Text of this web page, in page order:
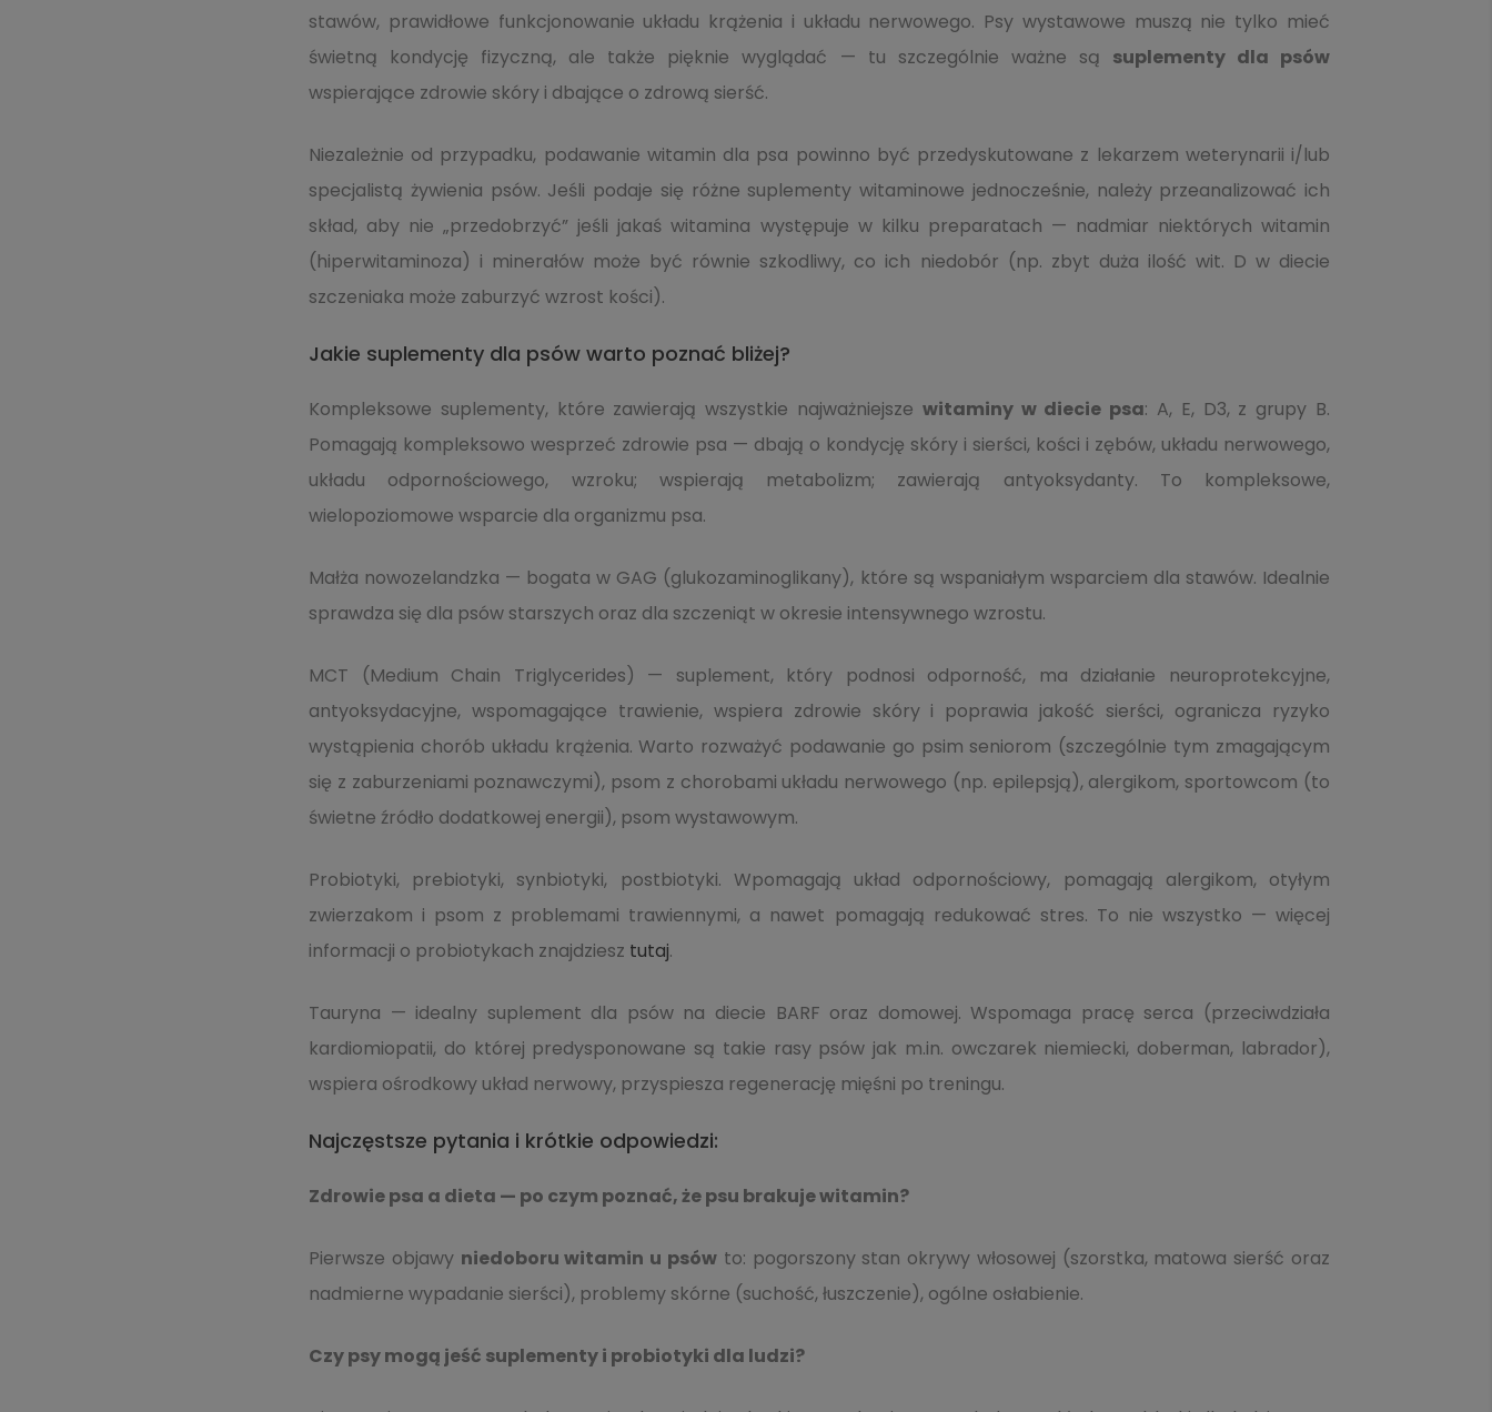
stawów, prawidłowe funkcjonowanie układu krążenia i układu nerwowego. Psy wystawowe muszą nie tylko mieć
świetną kondycję fizyczną, ale także pięknie wyglądać — tu szczególnie ważne są suplementy dla psów
wspierające zdrowie skóry i dbające o zdrową sierść.
Niezależnie od przypadku, podawanie witamin dla psa powinno być przedyskutowane z lekarzem weterynarii i/lub
specjalistą żywienia psów. Jeśli podaje się różne suplementy witaminowe jednocześnie, należy przeanalizować ich
skład, aby nie „przedobrzyć” jeśli jakaś witamina występuje w kilku preparatach — nadmiar niektórych witamin
(hiperwitaminoza) i minerałów może być równie szkodliwy, co ich niedobór (np. zbyt duża ilość wit. D w diecie
szczeniaka może zaburzyć wzrost kości).
Jakie suplementy dla psów warto poznać bliżej?
Kompleksowe suplementy, które zawierają wszystkie najważniejsze witaminy w diecie psa: A, E, D3, z grupy B.
Pomagają kompleksowo wesprzeć zdrowie psa — dbają o kondycję skóry i sierści, kości i zębów, układu nerwowego,
układu odpornościowego, wzroku; wspierają metabolizm; zawierają antyoksydanty. To kompleksowe,
wielopoziomowe wsparcie dla organizmu psa.
Małża nowozelandzka — bogata w GAG (glukozaminoglikany), które są wspaniałym wsparciem dla stawów. Idealnie
sprawdza się dla psów starszych oraz dla szczeniąt w okresie intensywnego wzrostu.
MCT (Medium Chain Triglycerides) — suplement, który podnosi odporność, ma działanie neuroprotekcyjne,
antyoksydacyjne, wspomagające trawienie, wspiera zdrowie skóry i poprawia jakość sierści, ogranicza ryzyko
wystąpienia chorób układu krążenia. Warto rozważyć podawanie go psim seniorom (szczególnie tym zmagającym
się z zaburzeniami poznawczymi), psom z chorobami układu nerwowego (np. epilepsją), alergikom, sportowcom (to
świetne źródło dodatkowej energii), psom wystawowym.
Probiotyki, prebiotyki, synbiotyki, postbiotyki. Wpomagają układ odpornościowy, pomagają alergikom, otyłym
zwierzakom i psom z problemami trawiennymi, a nawet pomagają redukować stres. To nie wszystko — więcej
informacji o probiotykach znajdziesz tutaj.
Tauryna — idealny suplement dla psów na diecie BARF oraz domowej. Wspomaga pracę serca (przeciwdziała
kardiomiopatii, do której predysponowane są takie rasy psów jak m.in. owczarek niemiecki, doberman, labrador),
wspiera ośrodkowy układ nerwowy, przyspiesza regenerację mięśni po treningu.
Najczęstsze pytania i krótkie odpowiedzi:
Zdrowie psa a dieta — po czym poznać, że psu brakuje witamin?
Pierwsze objawy niedoboru witamin u psówto: pogorszony stan okrywy włosowej (szorstka, matowa sierść oraz
nadmierne wypadanie sierści), problemy skórne (suchość, łuszczenie), ogólne osłabienie.
Czy psy mogą jeść suplementy i probiotyki dla ludzi?